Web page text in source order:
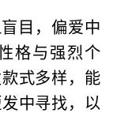
目，偏爱中
格与强烈个
式多样，能
中寻找，以